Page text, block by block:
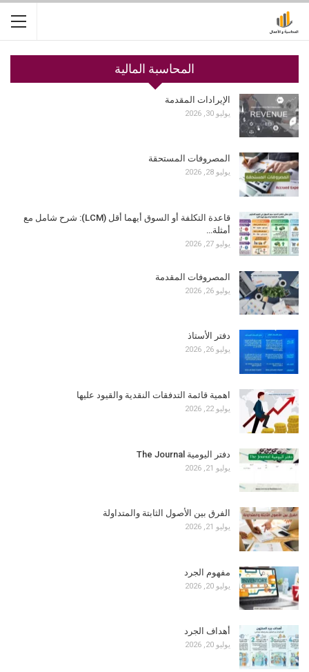
المحاسبة المالية
الإيرادات المقدمة
يوليو 30, 2026
المصروفات المستحقة
يوليو 28, 2026
قاعدة التكلفة أو السوق أيهما أقل (LCM): شرح شامل مع
أمثلة…
يوليو 27, 2026
المصروفات المقدمة
يوليو 26, 2026
دفتر الأستاذ
يوليو 26, 2026
اهمية قائمة التدفقات النقدية والقيود عليها
يوليو 22, 2026
دفتر اليومية The Journal
يوليو 21, 2026
الفرق بين الأصول الثابتة والمتداولة
يوليو 21, 2026
مفهوم الجرد
يوليو 20, 2026
أهداف الجرد
يوليو 20, 2026